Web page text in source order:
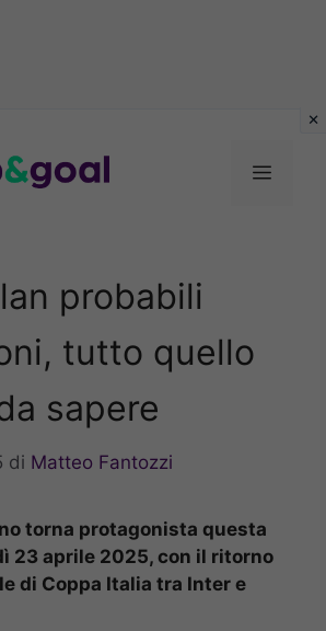
Menu
probabili
tutto quello
sapere
di Matteo Fantozzi
torna protagonista questa
23 aprile 2025, con il ritorno
di Coppa Italia tra Inter e